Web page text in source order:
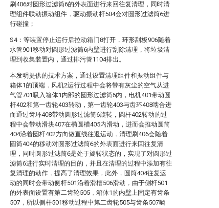
刷406对圆形过滤筒6的外表面进行来回往复清理，同时清
理组件联动振动组件，驱动振动杆504会对圆形过滤筒6进
行碰撞；
S4：等装置停止运行后拉动箱门8打开，环形刮板906随着
水管901移动对圆形过滤筒6内壁进行刮除清理，将垃圾清
理到收集装置内，通过排污管1104排出。
本发明提供的技术方案，通过设置清理组件和振动组件与
箱体1的顶端，风机2运行过程中会将带有灰尘的空气从进
气管701吸入箱体1内部的圆形过滤筒6内，电机401带动圆
杆402和第一齿轮403转动，第一齿轮403与齿环408啮合进
而通过齿环408带动圆形过滤筒6旋转，圆杆402转动的过
程中会带动滑块407在椭圆槽405内滑动，进而会推动圆筒
404沿着圆杆402方向做直线往返运动，清理刷406会随着
圆筒404的移动对圆形过滤筒6的外表面进行来回往复清
理，同时圆形过滤筒6是处于旋转状态的，实现了对圆形过
滤筒6进行实时清理的目的，并且在清理的过程中添加有往
复清理的动作，提高了清理效果，此外，圆筒404往复运
动的同时会带动侧杆501沿着滑槽506滑动，由于侧杆501
的外表面设置有第二齿轮505，箱体1的内壁上固定有齿条
507，所以侧杆501移动过程中第二齿轮505与齿条507啮